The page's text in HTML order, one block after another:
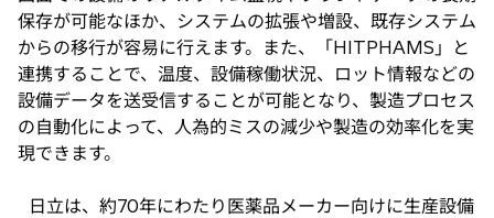
保存が可能なほか、システムの拡張や増設、既存システム
からの移行が容易に行えます。また、「HITPHAMS」と
連携することで、温度、設備稼働状況、ロット情報などの
設備データを送受信することが可能となり、製造プロセス
の自動化によって、人為的ミスの減少や製造の効率化を実
現できます。
日立は、約70年にわたり医薬品メーカー向けに生産設備